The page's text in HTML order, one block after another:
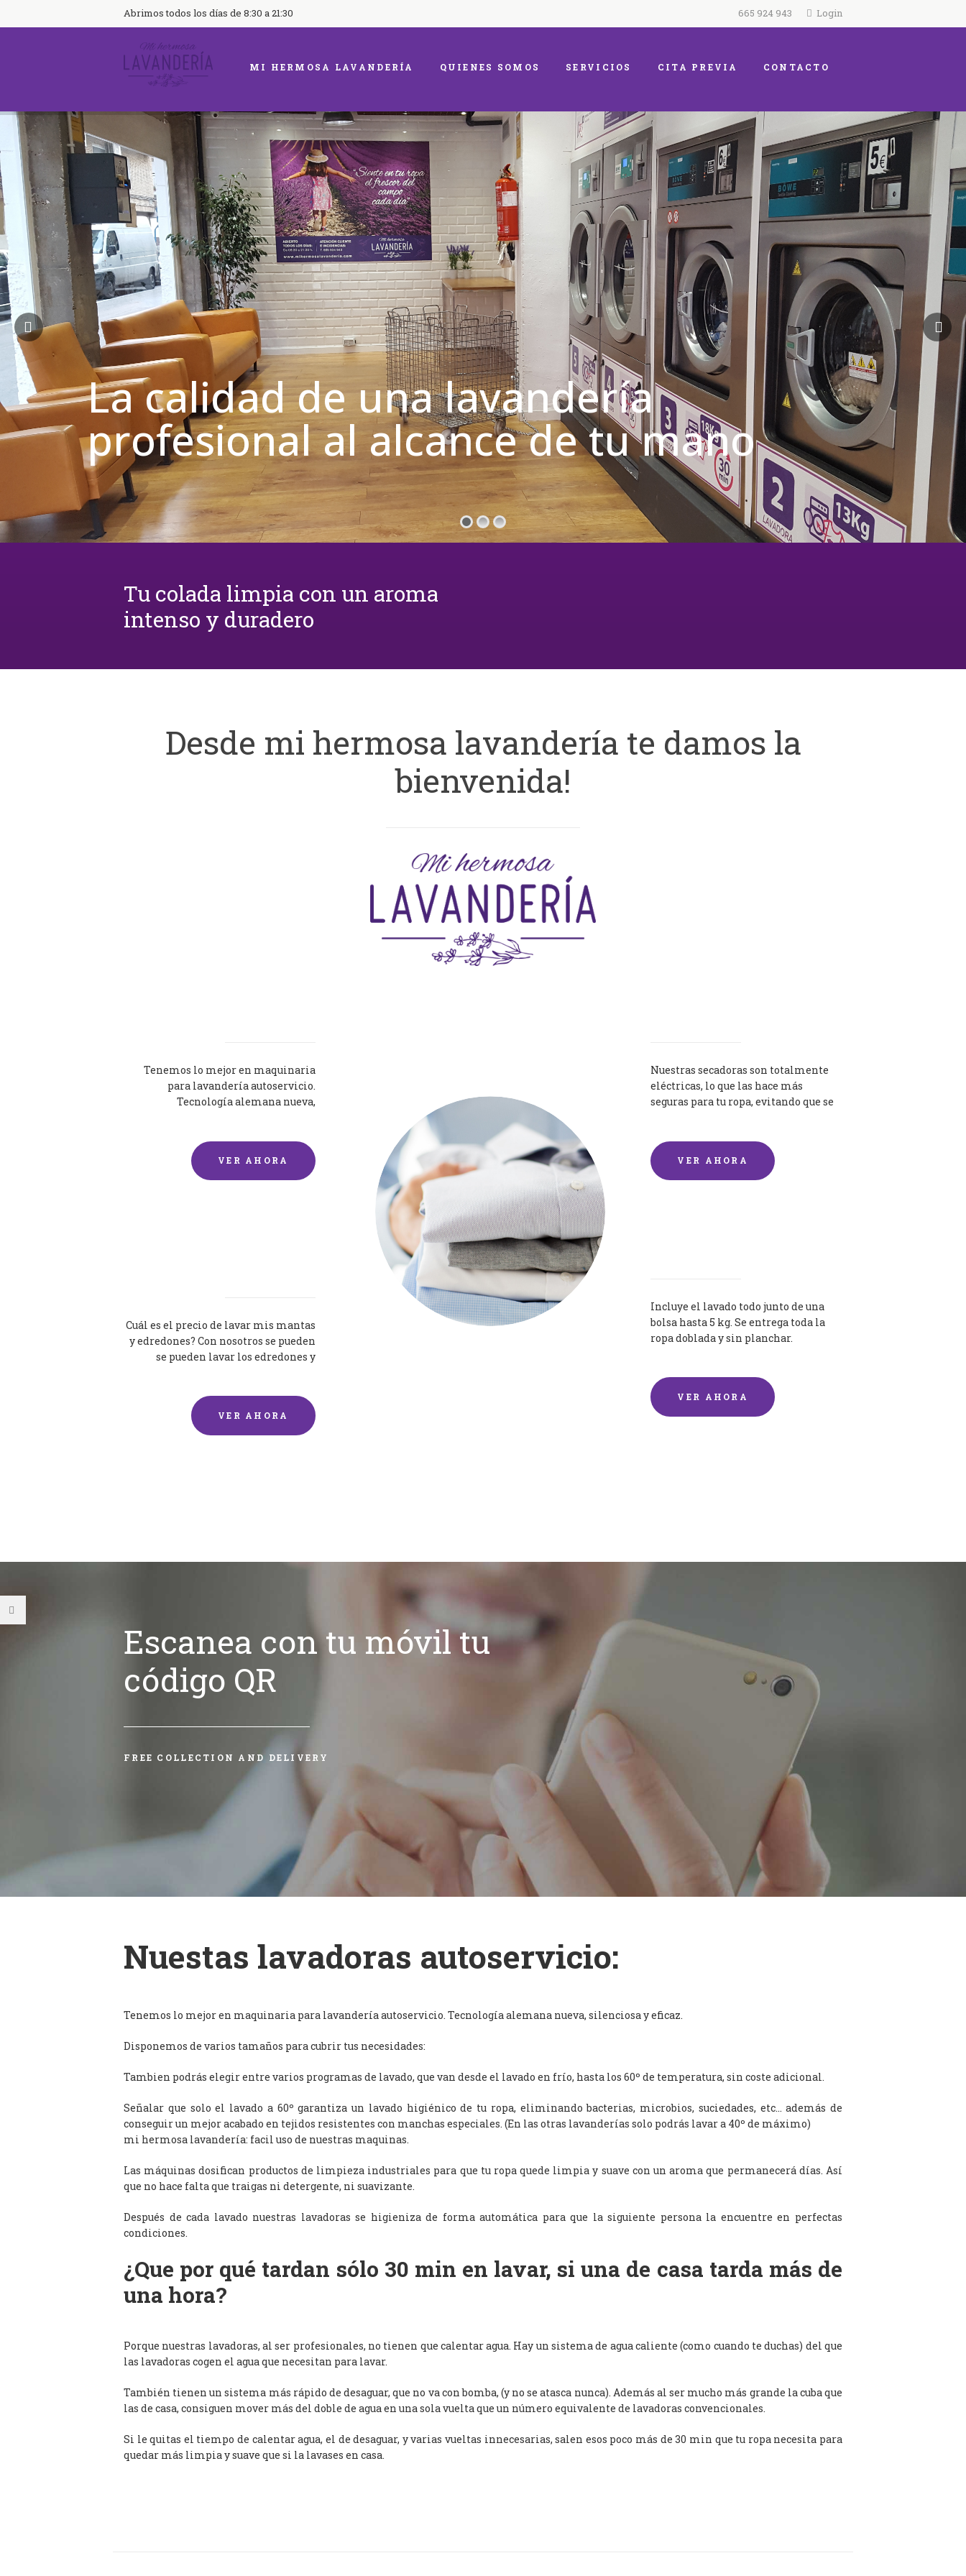
Abrimos todos los días de 8:30 a 21:30 665 924 943 Login
MI HERMOSA LAVANDERÍA QUIENES SOMOS SERVICIOS CITA PREVIA CONTACTO
La calidad de una lavandería
profesional al alcance de tu mano
Tu colada limpia con un aroma
intenso y duradero
Desde mi hermosa lavandería te damos la
bienvenida!
Tenemos lo mejor en maquinaria
para lavandería autoservicio.
Tecnología alemana nueva,
VER AHORA
Nuestras secadoras son totalmente
eléctricas, lo que las hace más
seguras para tu ropa, evitando que se
VER AHORA
Cuál es el precio de lavar mis mantas
y edredones? Con nosotros se pueden
se pueden lavar los edredones y
VER AHORA
Incluye el lavado todo junto de una
bolsa hasta 5 kg. Se entrega toda la
ropa doblada y sin planchar.
VER AHORA
Escanea con tu móvil tu
código QR
FREE COLLECTION AND DELIVERY
Nuestas lavadoras autoservicio:
Tenemos lo mejor en maquinaria para lavandería autoservicio. Tecnología alemana nueva, silenciosa y eficaz.
Disponemos de varios tamaños para cubrir tus necesidades:
Tambien podrás elegir entre varios programas de lavado, que van desde el lavado en frío, hasta los 60º de temperatura, sin coste adicional.
Señalar que solo el lavado a 60º garantiza un lavado higiénico de tu ropa, eliminando bacterias, microbios, suciedades, etc… además de
conseguir un mejor acabado en tejidos resistentes con manchas especiales. (En las otras lavanderías solo podrás lavar a 40º de máximo)
mi hermosa lavandería: facil uso de nuestras maquinas.
Las máquinas dosifican productos de limpieza industriales para que tu ropa quede limpia y suave con un aroma que permanecerá días. Así
que no hace falta que traigas ni detergente, ni suavizante.
Después de cada lavado nuestras lavadoras se higieniza de forma automática para que la siguiente persona la encuentre en perfectas
condiciones.
¿Que por qué tardan sólo 30 min en lavar, si una de casa tarda más de
una hora?
Porque nuestras lavadoras, al ser profesionales, no tienen que calentar agua. Hay un sistema de agua caliente (como cuando te duchas) del que
las lavadoras cogen el agua que necesitan para lavar.
También tienen un sistema más rápido de desaguar, que no va con bomba, (y no se atasca nunca). Además al ser mucho más grande la cuba que
las de casa, consiguen mover más del doble de agua en una sola vuelta que un número equivalente de lavadoras convencionales.
Si le quitas el tiempo de calentar agua, el de desaguar, y varias vueltas innecesarias, salen esos poco más de 30 min que tu ropa necesita para
quedar más limpia y suave que si la lavases en casa.